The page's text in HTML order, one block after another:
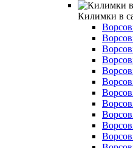
Килимки в